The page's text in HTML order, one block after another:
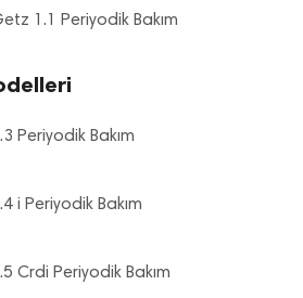
1.1 Periyodik Bakım
Periyodik Bakım
i Periyodik Bakım
Crdi Periyodik Bakım